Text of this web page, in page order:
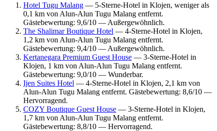
Hotel Tugu Malang — 5-Sterne-Hotel in Klojen, weniger als
0,1 km von Alun-Alun Tugu Malang entfernt.
Gästebewertung: 9,6/10 — Außergewöhnlich.
The Shalimar Boutique Hotel — 4-Sterne-Hotel in Klojen,
1,2 km von Alun-Alun Tugu Malang entfernt.
Gästebewertung: 9,4/10 — Außergewöhnlich.
Kertanegara Premium Guest House — 3-Sterne-Hotel in
Klojen, 1 km von Alun-Alun Tugu Malang entfernt.
Gästebewertung: 9,0/10 — Wunderbar.
Ijen Suites Hotel — 4-Sterne-Hotel in Klojen, 2,1 km von
Alun-Alun Tugu Malang entfernt. Gästebewertung: 8,6/10 —
Hervorragend.
COZY Boutique Guest House — 3-Sterne-Hotel in Klojen,
1,7 km von Alun-Alun Tugu Malang entfernt.
Gästebewertung: 8,8/10 — Hervorragend.